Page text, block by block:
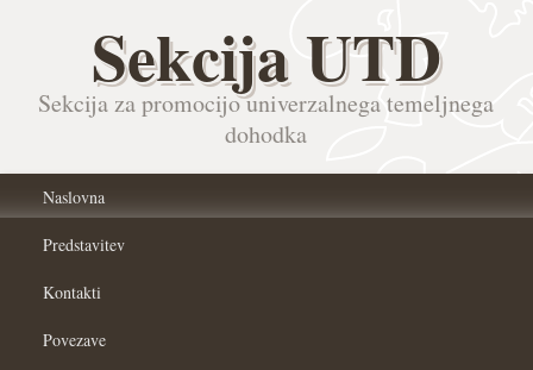
Sekcija UTD
Sekcija za promocijo univerzalnega temeljnega
dohodka
Naslovna
Predstavitev
Kontakti
Povezave